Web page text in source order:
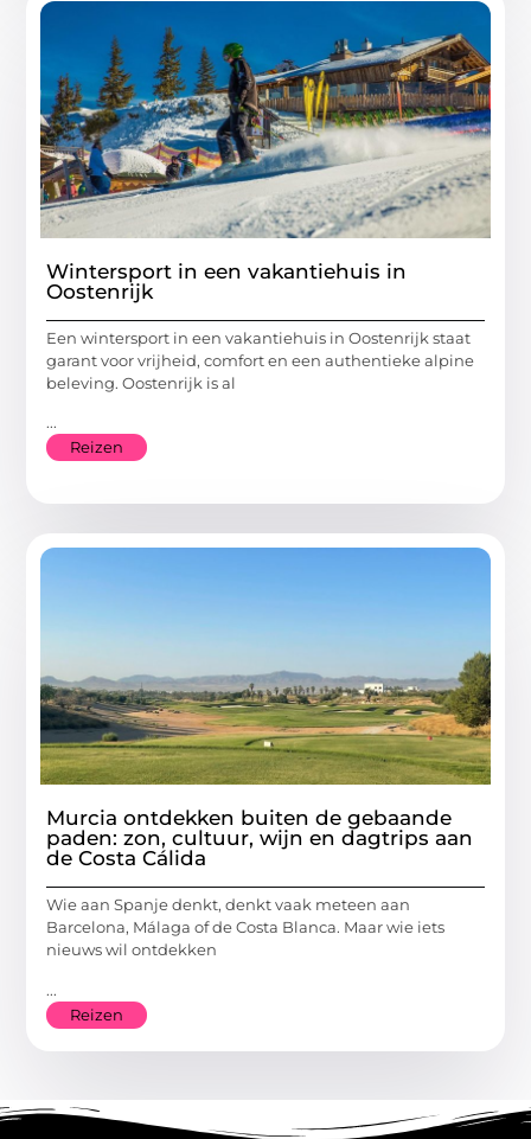
Wintersport in een vakantiehuis in
Oostenrijk
Een wintersport in een vakantiehuis in Oostenrijk staat
garant voor vrijheid, comfort en een authentieke alpine
beleving. Oostenrijk is al
...
Reizen
Murcia ontdekken buiten de gebaande
paden: zon, cultuur, wijn en dagtrips aan
de Costa Cálida
Wie aan Spanje denkt, denkt vaak meteen aan
Barcelona, Málaga of de Costa Blanca. Maar wie iets
nieuws wil ontdekken
...
Reizen